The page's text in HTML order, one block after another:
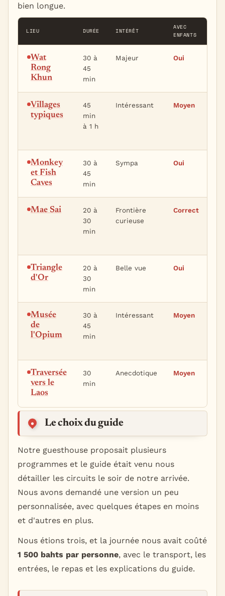
bien longue.
LIEU DURÉE INTÉRÊT
AVEC
ENFANTS
Wat
Rong
Khun
30 à
45
min
Majeur Oui
Villages
typiques
45
min
à 1 h
Intéressant Moyen
Monkey
et Fish
Caves
30 à
45
min
Sympa Oui
Mae Sai
20 à
30
min
Frontière
curieuse
Correct
Triangle
d'Or
20 à
30
min
Belle vue Oui
Musée
de
l'Opium
30 à
45
min
Intéressant Moyen
Traversée
vers le
Laos
30
min
Anecdotique Moyen
Le choix du guide
Notre guesthouse proposait plusieurs
programmes et le guide était venu nous
détailler les circuits le soir de notre arrivée.
Nous avons demandé une version un peu
personnalisée, avec quelques étapes en moins
et d'autres en plus.
Nous étions trois, et la journée nous avait coûté
1 500 bahts par personne, avec le transport, les
entrées, le repas et les explications du guide.